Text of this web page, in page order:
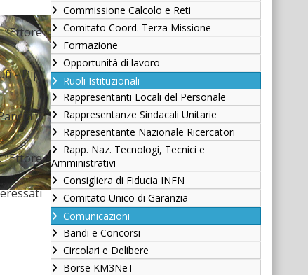
“Ettore
- Dip.
Commissione Calcolo e Reti
Comitato Coord. Terza Missione
Formazione
Opportunità di lavoro
Ruoli Istituzionali
Rappresentanti Locali del Personale
Rappresentanze Sindacali Unitarie
Rappresentante Nazionale Ricercatori
Rapp. Naz. Tecnologi, Tecnici e
Amministrativi
Consigliera di Fiducia INFN
Comitato Unico di Garanzia
Comunicazioni
Bandi e Concorsi
Circolari e Delibere
Borse KM3NeT